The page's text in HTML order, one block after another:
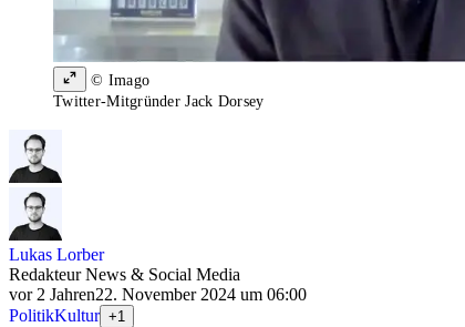
© Imago
Twitter-Mitgründer Jack Dorsey
Lukas Lorber
Redakteur News & Social Media
vor 2 Jahren22. November 2024 um 06:00
PolitikKultur +1